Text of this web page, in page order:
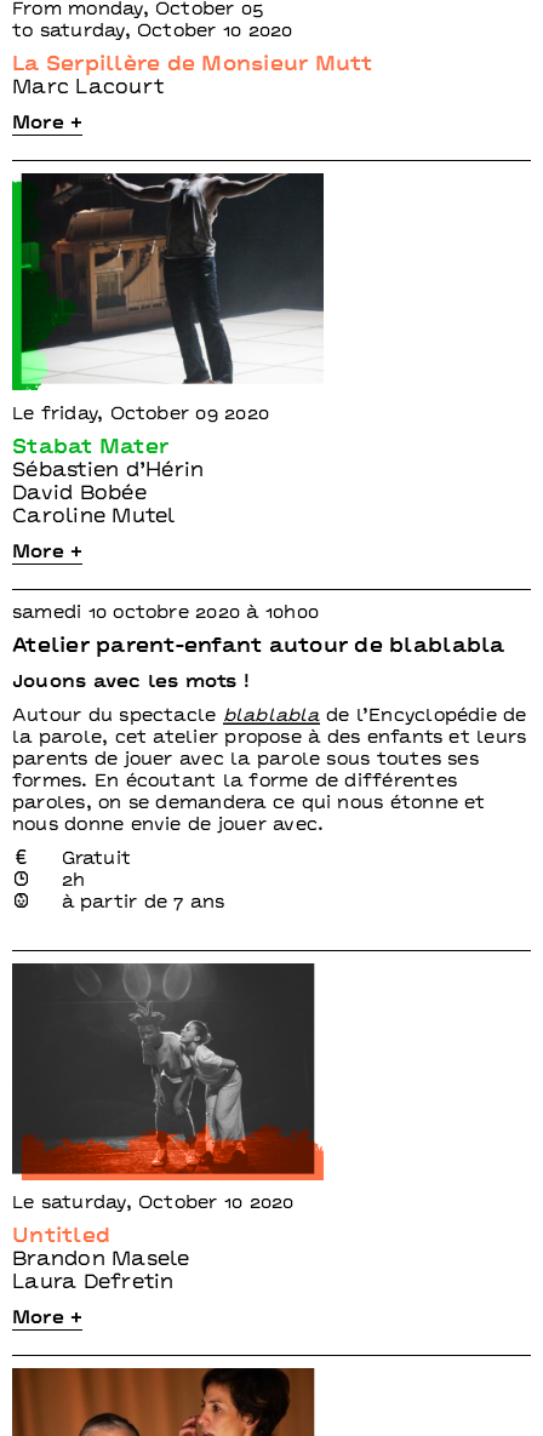
From monday, October 05
to saturday, October 10 2020
La Serpillère de Monsieur Mutt
Marc Lacourt
More +
Le friday, October 09 2020
Stabat Mater
Sébastien d’Hérin
David Bobée
Caroline Mutel
More +
samedi 10 octobre 2020 à 10h00
Atelier parent-enfant autour de blablabla
Jouons avec les mots !
Autour du spectacle blablablade l’Encyclopédie de
la parole, cet atelier propose à des enfants et leurs
parents de jouer avec la parole sous toutes ses
formes. En écoutant la forme de différentes
paroles, on se demandera ce qui nous étonne et
nous donne envie de jouer avec.
Gratuit
2h
à partir de 7 ans
Le saturday, October 10 2020
Untitled
Brandon Masele
Laura Defretin
More +